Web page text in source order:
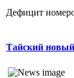
Дефицит
Тайский